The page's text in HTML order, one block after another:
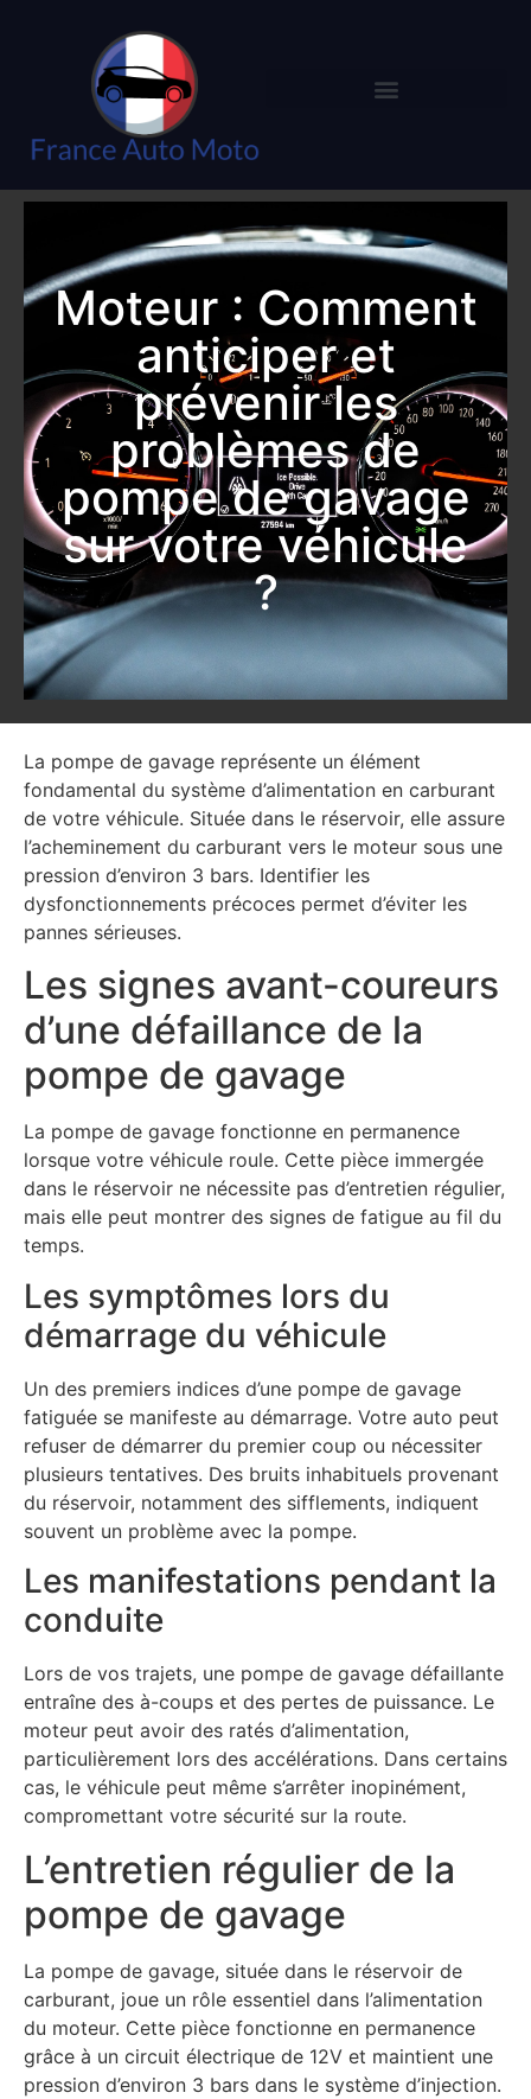
Moteur : Comment
anticiper et
prévenir les
problèmes de
pompe de gavage
sur votre véhicule
?
La pompe de gavage représente un élément
fondamental du système d’alimentation en carburant
de votre véhicule. Située dans le réservoir, elle assure
l’acheminement du carburant vers le moteur sous une
pression d’environ 3 bars. Identifier les
dysfonctionnements précoces permet d’éviter les
pannes sérieuses.
Les signes avant-coureurs
d’une défaillance de la
pompe de gavage
La pompe de gavage fonctionne en permanence
lorsque votre véhicule roule. Cette pièce immergée
dans le réservoir ne nécessite pas d’entretien régulier,
mais elle peut montrer des signes de fatigue au fil du
temps.
Les symptômes lors du
démarrage du véhicule
Un des premiers indices d’une pompe de gavage
fatiguée se manifeste au démarrage. Votre auto peut
refuser de démarrer du premier coup ou nécessiter
plusieurs tentatives. Des bruits inhabituels provenant
du réservoir, notamment des sifflements, indiquent
souvent un problème avec la pompe.
Les manifestations pendant la
conduite
Lors de vos trajets, une pompe de gavage défaillante
entraîne des à-coups et des pertes de puissance. Le
moteur peut avoir des ratés d’alimentation,
particulièrement lors des accélérations. Dans certains
cas, le véhicule peut même s’arrêter inopinément,
compromettant votre sécurité sur la route.
L’entretien régulier de la
pompe de gavage
La pompe de gavage, située dans le réservoir de
carburant, joue un rôle essentiel dans l’alimentation
du moteur. Cette pièce fonctionne en permanence
grâce à un circuit électrique de 12V et maintient une
pression d’environ 3 bars dans le système d’injection.